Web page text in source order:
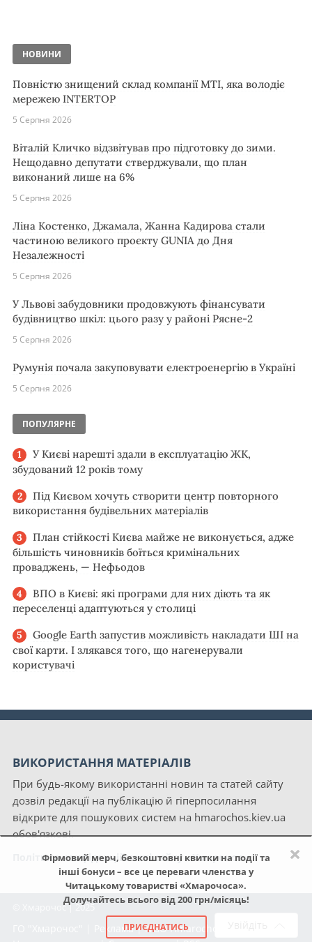
×
Фірмовий мерч, безкоштовні квитки на події та
інші бонуси – все це переваги членства у
Читацькому товаристві «Хмарочоса».
Долучайтесь всього від 200 грн/місяць!
ПРИЄДНАТИСЬ
НОВИНИ
Повністю знищений склад компанії MTI, яка володіє
мережею INTERTOP
5 Серпня 2026
Віталій Кличко відзвітував про підготовку до зими.
Нещодавно депутати стверджували, що план
виконаний лише на 6%
5 Серпня 2026
Ліна Костенко, Джамала, Жанна Кадирова стали
частиною великого проєкту GUNIA до Дня
Незалежності
5 Серпня 2026
У Львові забудовники продовжують фінансувати
будівництво шкіл: цього разу у районі Рясне-2
5 Серпня 2026
Румунія почала закуповувати електроенергію в Україні
5 Серпня 2026
ПОПУЛЯРНЕ
У Києві нарешті здали в експлуатацію ЖК,
збудований 12 років тому
Під Києвом хочуть створити центр повторного
використання будівельних матеріалів
План стійкості Києва майже не виконується, адже
більшість чиновників боїться кримінальних
проваджень, — Нефьодов
ВПО в Києві: які програми для них діють та як
переселенці адаптуються у столиці
Google Earth запустив можливість накладати ШІ на
свої карти. І злякався того, що нагенерували
користувачі
ВИКОРИСТАННЯ МАТЕРІАЛІВ
При будь-якому використанні новин та статей сайту
дозвіл редакції на публікацію й гіперпосилання
відкрите для пошукових систем на hmarochos.kiev.ua
обов'язкові.
Політика конфіденційності сайту «Хмарочос»
© Хмарочос | 2025
Реклама|NGO Hmarochos